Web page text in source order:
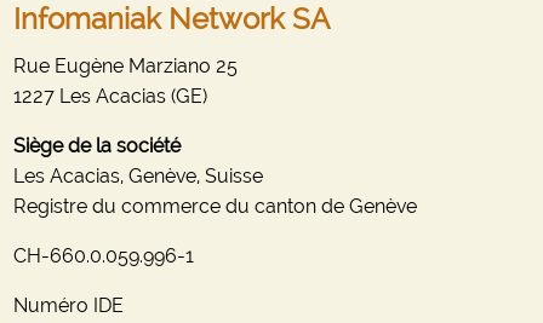
Infomaniak Network SA
Rue Eugène Marziano 25
1227 Les Acacias (GE)
Siège de la société
Les Acacias, Genève, Suisse
Registre du commerce du canton de Genève
CH-660.0.059.996-1
Numéro IDE